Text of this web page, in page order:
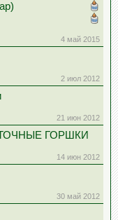
4 май 2015
2 июл 2012
21 июн 2012
ГОРШКИ
14 июн 2012
30 май 2012